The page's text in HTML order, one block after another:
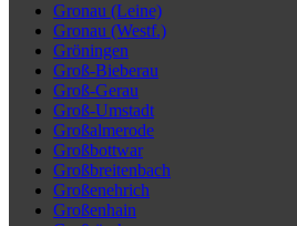
Gronau (Leine)
Gronau (Westf.)
Gröningen
Groß-Bieberau
Groß-Gerau
Groß-Umstadt
Großalmerode
Großbottwar
Großbreitenbach
Großenehrich
Großenhain